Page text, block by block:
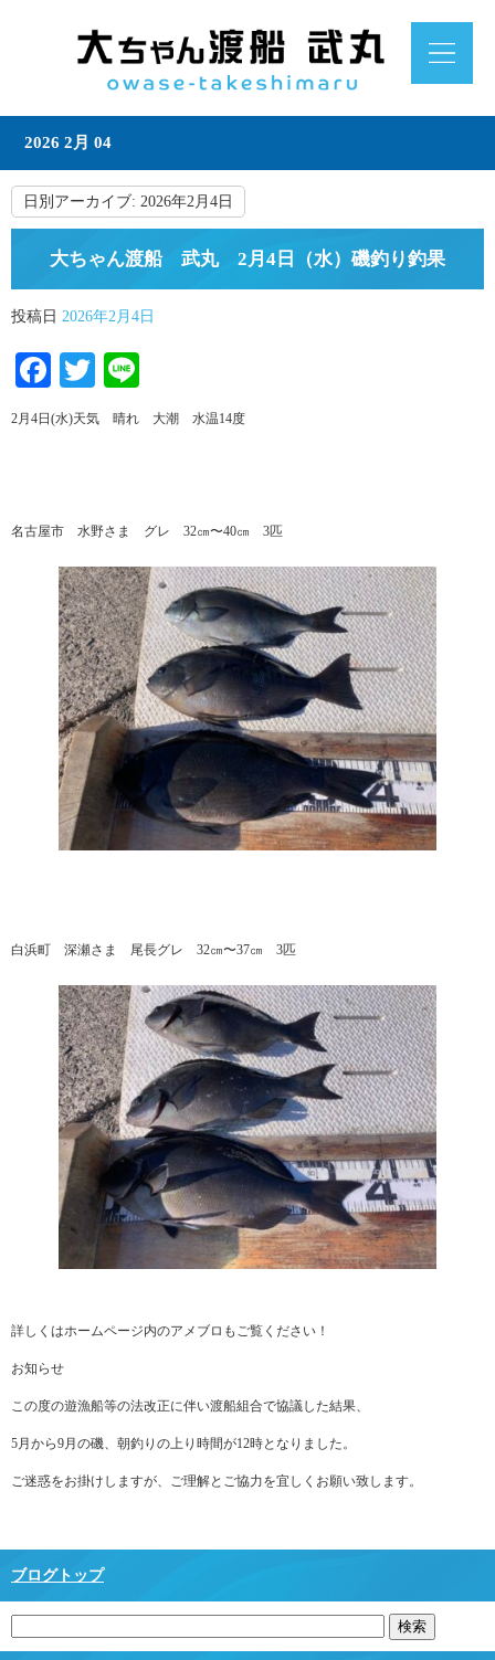
2026 2月 04
日別アーカイブ: 2026年2月4日
大ちゃん渡船 武丸 2月4日（水）磯釣り釣果
投稿日 2026年2月4日
Facebook
Twitter
2月4日(水)天気 晴れ 大潮 水温14度
名古屋市 水野さま グレ 32㎝〜40㎝ 3匹
白浜町 深瀬さま 尾長グレ 32㎝〜37㎝ 3匹
詳しくはホームページ内のアメブロもご覧ください！
お知らせ
この度の遊漁船等の法改正に伴い渡船組合で協議した結果、
5月から9月の磯、朝釣りの上り時間が12時となりました。
ご迷惑をお掛けしますが、ご理解とご協力を宜しくお願い致します。
ブログトップ